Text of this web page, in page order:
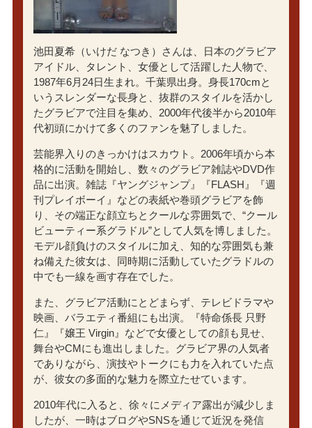
池田夏希（いけだ なつき）さんは、日本のグラビア
アイドル、タレント、女優として活躍した人物で、
1987年6月24日生まれ。千葉県出身。身長170cmと
いうスレンダーな長身と、抜群のスタイルを活かし
たグラビアで注目を集め、2000年代後半から2010年
代初頭にかけて多くのファンを魅了しました。
芸能界入りのきっかけはスカウト。2006年頃から本
格的に活動を開始し、数々のグラビア雑誌やDVD作
品に出演。雑誌『ヤングジャンプ』『FLASH』『週
刊プレイボーイ』などの表紙や巻頭グラビアを飾
り、その端正な顔立ちとクールな雰囲気で、“クール
ビューティー系グラドル”として人気を博しました。
モデル顔負けのスタイルに加え、知的な雰囲気も兼
ね備えた彼女は、同時期に活動していたグラドルの
中でも一線を画す存在でした。
また、グラビア活動にとどまらず、テレビドラマや
映画、バラエティ番組にも出演。『特命係長 只野
仁』『嬢王 Virgin』などで女優としての顔も見せ、
舞台やCMにも進出しました。グラビア界の人気者
でありながら、演技やトークにも力を入れていた点
が、彼女の多面的な魅力を際立たせています。
2010年代に入ると、徐々にメディア露出が減少しま
したが、一時はブログやSNSを通じて近況を発信